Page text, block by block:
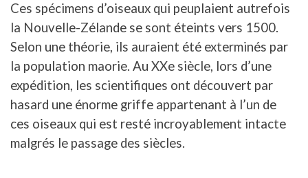
Ces spécimens d’oiseaux qui peuplaient autrefois
la Nouvelle-Zélande se sont éteints vers 1500.
Selon une théorie, ils auraient été exterminés par
la population maorie. Au XXe siècle, lors d’une
expédition, les scientifiques ont découvert par
hasard une énorme griffe appartenant à l’un de
ces oiseaux qui est resté incroyablement intacte
malgrés le passage des siècles.